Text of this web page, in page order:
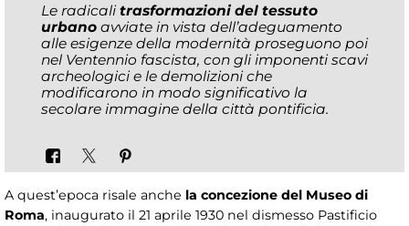
Le radicali trasformazioni del tessuto
urbano avviate in vista dell’adeguamento
alle esigenze della modernità proseguono poi
nel Ventennio fascista, con gli imponenti scavi
archeologici e le demolizioni che
modificarono in modo significativo la
secolare immagine della città pontificia.
A quest’epoca risale anche la concezione del Museo di
Roma, inaugurato il 21 aprile 1930 nel dismesso Pastificio